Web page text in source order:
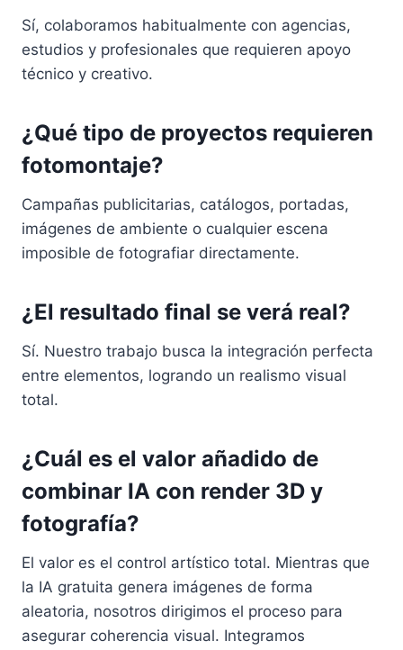
Sí, colaboramos habitualmente con agencias,
estudios y profesionales que requieren apoyo
técnico y creativo.
¿Qué tipo de proyectos requieren
fotomontaje?
Campañas publicitarias, catálogos, portadas,
imágenes de ambiente o cualquier escena
imposible de fotografiar directamente.
¿El resultado final se verá real?
Sí. Nuestro trabajo busca la integración perfecta
entre elementos, logrando un realismo visual
total.
¿Cuál es el valor añadido de
combinar IA con render 3D y
fotografía?
El valor es el control artístico total. Mientras que
la IA gratuita genera imágenes de forma
aleatoria, nosotros dirigimos el proceso para
asegurar coherencia visual. Integramos